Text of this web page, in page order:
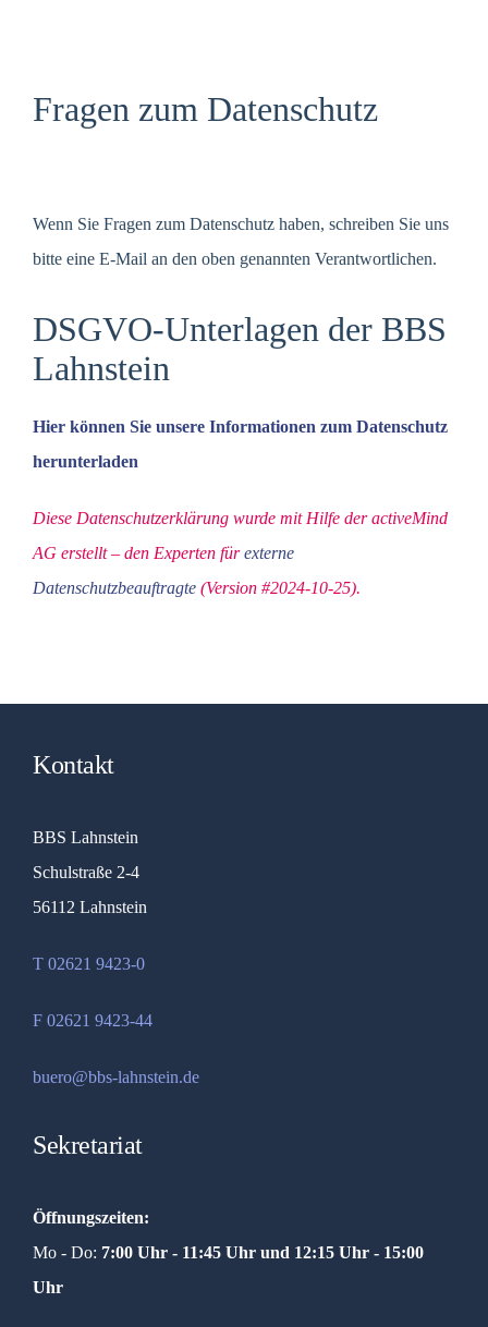
Fragen zum Datenschutz
Wenn Sie Fragen zum Datenschutz haben, schreiben Sie uns
bitte eine E-Mail an den oben genannten Verantwortlichen.
DSGVO-Unterlagen der BBS
Lahnstein
Hier können Sie unsere Informationen zum Datenschutz
herunterladen
Diese Datenschutzerklärung wurde mit Hilfe der activeMind
AG erstellt – den Experten fürexterne
Datenschutzbeauftragte (Version #2024-10-25).
Kontakt
BBS Lahnstein
Schulstraße 2-4
56112 Lahnstein
T 02621 9423-0
F 02621 9423-44
buero@bbs-lahnstein.de
Sekretariat
Öffnungszeiten:
Mo - Do: 7:00 Uhr - 11:45 Uhr und 12:15 Uhr - 15:00
Uhr